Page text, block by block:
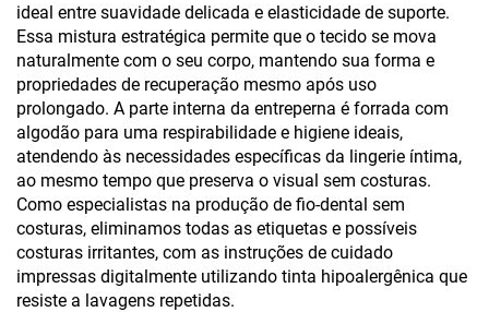
ideal entre suavidade delicada e elasticidade de suporte.
Essa mistura estratégica permite que o tecido se mova
naturalmente com o seu corpo, mantendo sua forma e
propriedades de recuperação mesmo após uso
prolongado. A parte interna da entreperna é forrada com
algodão para uma respirabilidade e higiene ideais,
atendendo às necessidades específicas da lingerie íntima,
ao mesmo tempo que preserva o visual sem costuras.
Como especialistas na produção de fio-dental sem
costuras, eliminamos todas as etiquetas e possíveis
costuras irritantes, com as instruções de cuidado
impressas digitalmente utilizando tinta hipoalergênica que
resiste a lavagens repetidas.